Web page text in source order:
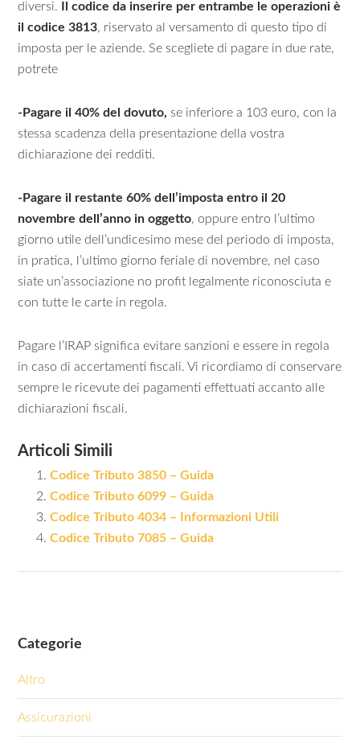
diversi.
Il codice da inserire per entrambe le operazioni è
il codice 3813, riservato al versamento di questo tipo di
imposta per le aziende. Se scegliete di pagare in due rate,
potrete
-Pagare il 40% del dovuto, se inferiore a 103 euro, con la
stessa scadenza della presentazione della vostra
dichiarazione dei redditi.
-Pagare il restante 60% dell’imposta entro il 20
novembre dell’anno in oggetto, oppure entro l’ultimo
giorno utile dell’undicesimo mese del periodo di imposta,
in pratica, l’ultimo giorno feriale di novembre, nel caso
siate un’associazione no profit legalmente riconosciuta e
con tutte le carte in regola.
Pagare l’IRAP significa evitare sanzioni e essere in regola
in caso di accertamenti fiscali. Vi ricordiamo di conservare
sempre le ricevute dei pagamenti effettuati accanto alle
dichiarazioni fiscali.
Articoli Simili
Codice Tributo 3850 – Guida
Codice Tributo 6099 – Guida
Codice Tributo 4034 – Informazioni Utili
Codice Tributo 7085 – Guida
Categorie
Altro
Assicurazioni